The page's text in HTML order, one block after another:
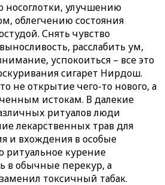
улучшению
облегчению состояния
Снять чувство
расслабить ум,
успокоиться – все это
сигарет Нирдош.
не открытие чего-то нового, а
истокам. В далекие
ритуалов люди
лекарственных трав для
и вхождения в особые
ритуальное курение
в обычные перекур, а
токсичный табак.